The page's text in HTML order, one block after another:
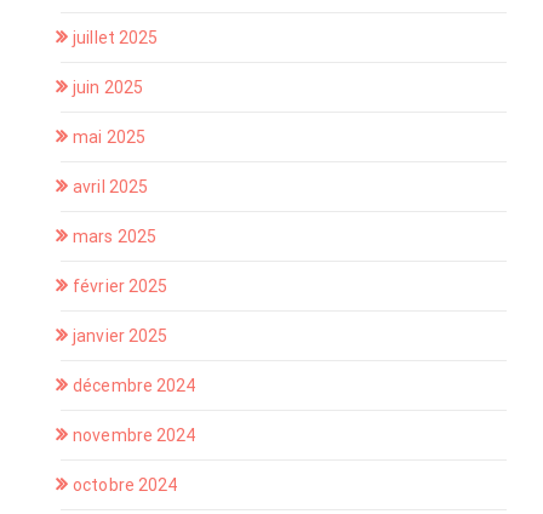
juillet 2025
juin 2025
mai 2025
avril 2025
mars 2025
février 2025
janvier 2025
décembre 2024
novembre 2024
octobre 2024